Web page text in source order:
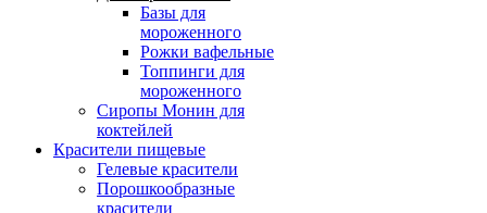
Базы для
мороженного
Рожки вафельные
Топпинги для
мороженного
Сиропы Монин для
коктейлей
Красители пищевые
Гелевые красители
Порошкообразные
красители